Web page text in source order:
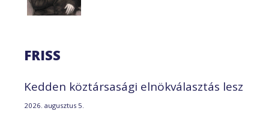
FRISS
Kedden köztársasági elnökválasztás lesz
2026. augusztus 5.